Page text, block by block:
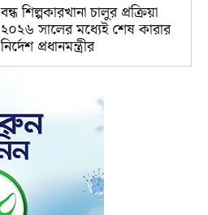
বন্ধ শিল্পকারখানা চালুর প্রক্রিয়া
২০২৬ সালের মধ্যেই শেষ কারার
নির্দেশ প্রধানমন্ত্রীর